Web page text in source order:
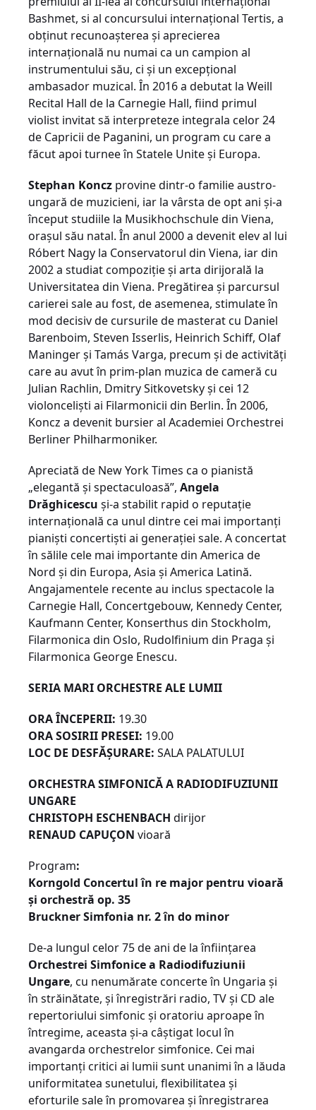
Bashmet, si al concursului internațional Tertis, a
obținut recunoașterea și aprecierea
internațională nu numai ca un campion al
instrumentului său, ci și un excepțional
ambasador muzical. În 2016 a debutat la Weill
Recital Hall de la Carnegie Hall, fiind primul
violist invitat să interpreteze integrala celor 24
de Capricii de Paganini, un program cu care a
făcut apoi turnee în Statele Unite și Europa.
Stephan Koncz provine dintr-o familie austro-
ungară de muzicieni, iar la vârsta de opt ani și-a
început studiile la Musikhochschule din Viena,
orașul său natal. În anul 2000 a devenit elev al lui
Róbert Nagy la Conservatorul din Viena, iar din
2002 a studiat compoziție și arta dirijorală la
Universitatea din Viena. Pregătirea și parcursul
carierei sale au fost, de asemenea, stimulate în
mod decisiv de cursurile de masterat cu Daniel
Barenboim, Steven Isserlis, Heinrich Schiff, Olaf
Maninger și Tamás Varga, precum și de activități
care au avut în prim-plan muzica de cameră cu
Julian Rachlin, Dmitry Sitkovetsky și cei 12
violonceliști ai Filarmonicii din Berlin. În 2006,
Koncz a devenit bursier al Academiei Orchestrei
Berliner Philharmoniker.
Apreciată de New York Times ca o pianistă
„elegantă și spectaculoasă”, Angela
Drăghicescu și-a stabilit rapid o reputație
internațională ca unul dintre cei mai importanți
pianiști concertiști ai generației sale. A concertat
în sălile cele mai importante din America de
Nord și din Europa, Asia și America Latină.
Angajamentele recente au inclus spectacole la
Carnegie Hall, Concertgebouw, Kennedy Center,
Kaufmann Center, Konserthus din Stockholm,
Filarmonica din Oslo, Rudolfinium din Praga și
Filarmonica George Enescu.
SERIA MARI ORCHESTRE ALE LUMII
ORA ÎNCEPERII: 19.30
ORA SOSIRII PRESEI: 19.00
LOC DE DESFĂȘURARE: SALA PALATULUI
ORCHESTRA SIMFONICĂ A RADIODIFUZIUNII
UNGARE
CHRISTOPH ESCHENBACH dirijor
RENAUD CAPUÇON vioară
Program:
Korngold Concertul în re major pentru vioară
și orchestră op. 35
Bruckner Simfonia nr. 2 în do minor
De-a lungul celor 75 de ani de la înființarea
Orchestrei Simfonice a Radiodifuziunii
Ungare, cu nenumărate concerte în Ungaria și
în străinătate, și înregistrări radio, TV și CD ale
repertoriului simfonic și oratoriu aproape în
întregime, aceasta și-a câștigat locul în
avangarda orchestrelor simfonice. Cei mai
importanți critici ai lumii sunt unanimi în a lăuda
uniformitatea sunetului, flexibilitatea și
eforturile sale în promovarea și înregistrarea